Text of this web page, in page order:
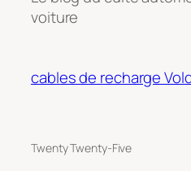
voiture
cables de recharge
Twenty Twenty-Five